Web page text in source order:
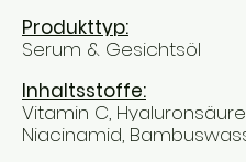
Produkttyp:
Serum & Gesichtsöl
Inhaltsstoffe:
Vitamin C,
Niacinamid,